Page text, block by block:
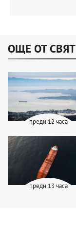
ОЩЕ ОТ СВЯТ
преди 12 часа
преди 13 часа